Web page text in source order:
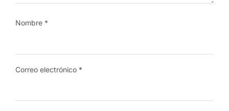
Nombre *
Correo electrónico *